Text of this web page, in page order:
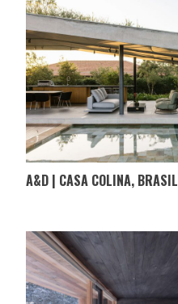
A&D | CASA COLINA, BRASIL